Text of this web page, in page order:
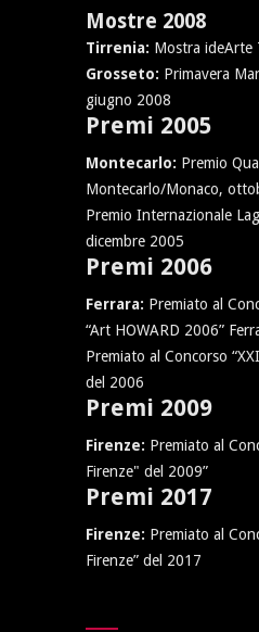
Mostre 2008
Tirrenia: Mostra ideArte
Grosseto: Primavera
giugno 2008
Premi 2005
Montecarlo: Premio
Montecarlo/Monaco,
Premio Internazionale
dicembre 2005
Premi 2006
Ferrara: Premiato al
“Art HOWARD 2006”
Premiato al Concorso
del 2006
Premi 2009
Firenze: Premiato al
Firenze" del 2009”
Premi 2017
Firenze: Premiato al
Firenze” del 2017